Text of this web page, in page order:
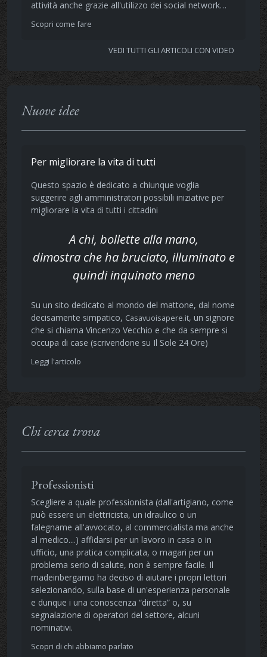
attività anche grazie all'utilizzo dei social network…
Scopri come fare
VEDI TUTTI GLI ARTICOLI CON VIDEO
Nuove idee
Per migliorare la vita di tutti
Questo spazio è dedicato a chiunque voglia
suggerire agli amministratori possibili iniziative per
migliorare la vita di tutti i cittadini
A chi, bollette alla mano,
dimostra che ha bruciato, illuminato e
quindi inquinato meno
Su un sito dedicato al mondo del mattone, dal nome
decisamente simpatico, Casavuoisapere.it, un signore
che si chiama Vincenzo Vecchio e che da sempre si
occupa di case (scrivendone su Il Sole 24 Ore)
Leggi l'articolo
Chi cerca trova
Professionisti
Scegliere a quale professionista (dall'artigiano, come
può essere un elettricista, un idraulico o un
falegname all'avvocato, al commercialista ma anche
al medico....) affidarsi per un lavoro in casa o in
ufficio, una pratica complicata, o magari per un
problema serio di salute, non è sempre facile. Il
madeinbergamo ha deciso di aiutare i propri lettori
selezionando, sulla base di un'esperienza personale
e dunque i una conoscenza “diretta” o, su
segnalazione di operatori del settore, alcuni
nominativi.
Scopri di chi abbiamo parlato